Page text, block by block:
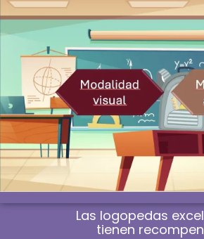
Envío gratis a la península a
¿Profesional? Compra sin
0
Material de
Las sesiones que marcan
no se improvisan. Se
Las logopedas
tienen